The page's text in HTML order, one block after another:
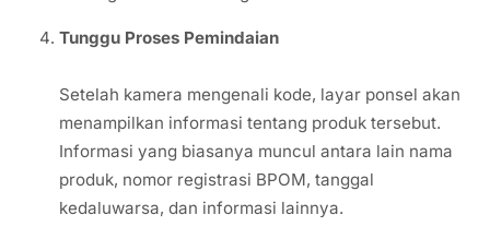
Tunggu Proses Pemindaian
Setelah kamera mengenali kode, layar ponsel akan
menampilkan informasi tentang produk tersebut.
Informasi yang biasanya muncul antara lain nama
produk, nomor registrasi BPOM, tanggal
kedaluwarsa, dan informasi lainnya.